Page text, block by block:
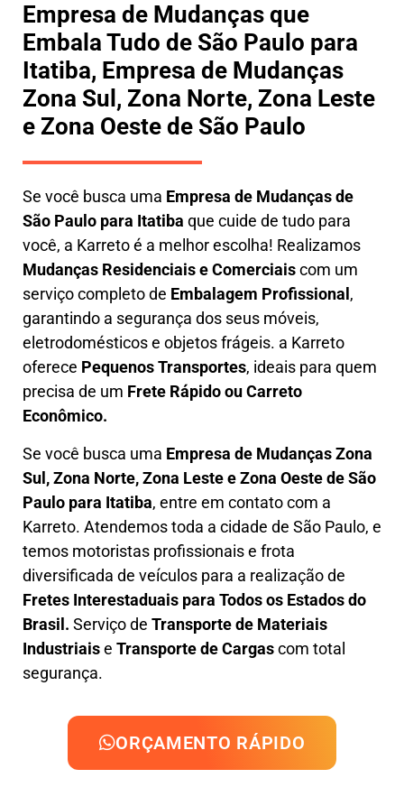
Empresa de Mudanças que
Embala Tudo de São Paulo para
Itatiba, Empresa de Mudanças
Zona Sul, Zona Norte, Zona Leste
e Zona Oeste de São Paulo
Se você busca uma Empresa de Mudanças de
São Paulo para Itatiba que cuide de tudo para
você, a Karretoé a melhor escolha! Realizamos
Mudanças Residenciais e Comerciaiscom um
serviço completo de Embalagem Profissional ,
garantindo a segurança dos seus móveis,
eletrodomésticos e objetos frágeis. a Karreto
oferece Pequenos Transportes, ideais para quem
precisa de um Frete Rápido ou Carreto
Econômico.
Se você busca uma Empresa de Mudanças Zona
Sul, Zona Norte, Zona Leste e Zona Oestede São
Paulo para Itatiba, entre em contato com a
Karreto. Atendemos toda a cidade de São Paulo, e
temos motoristas profissionais e frota
diversificada de veículos para a realização de
Fretes Interestaduais para Todos os Estados do
Brasil. Serviço de Transporte de Materiais
Industriaise Transporte de Cargascom total
segurança.
ORÇAMENTO RÁPIDO